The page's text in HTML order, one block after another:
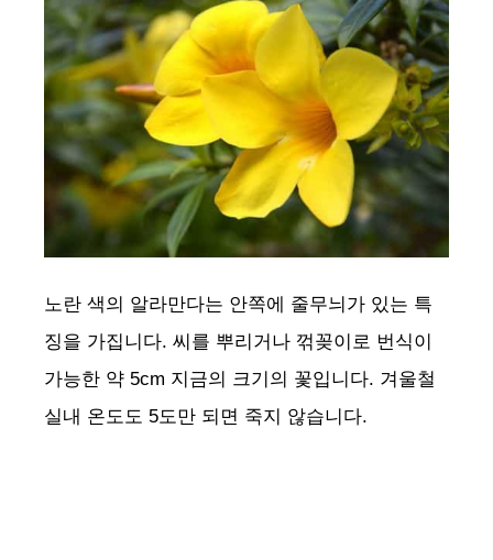
노란 색의 알라만다는 안쪽에 줄무늬가 있는 특
징을 가집니다. 씨를 뿌리거나 꺾꽂이로 번식이
가능한 약 5cm 지금의 크기의 꽃입니다. 겨울철
실내 온도도 5도만 되면 죽지 않습니다.